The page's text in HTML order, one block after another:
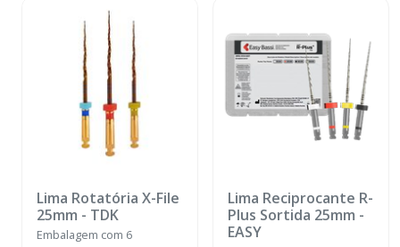
Lima Rotatória X-File
25mm - TDK
Embalagem com 6
Lima Reciprocante R-
Plus Sortida 25mm -
EASY